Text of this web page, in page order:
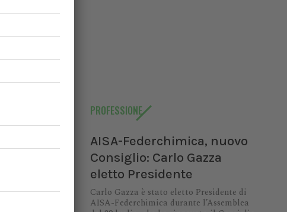
urgenza
i principi
senza
PROFESSIONE
AISA-Federchimica, nuovo
Consiglio: Carlo Gazza
eletto Presidente
Carlo Gazza è stato eletto Presidente di
AISA-Federchimica durante l’Assemblea